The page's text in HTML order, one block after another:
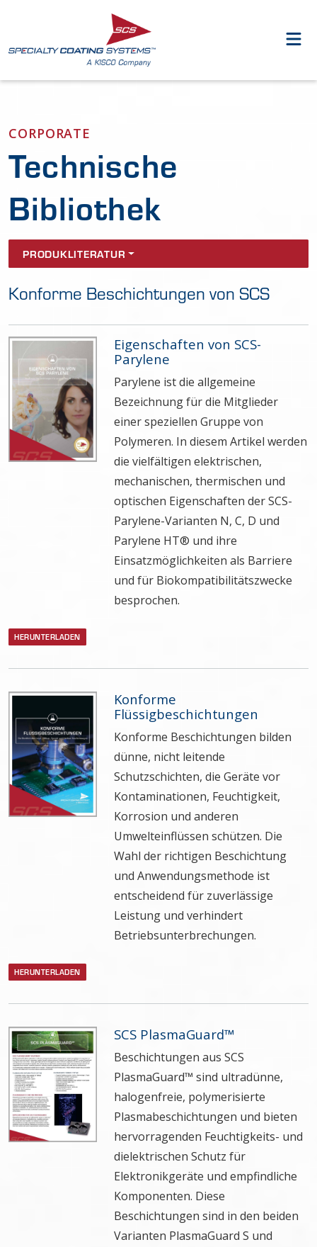
CORPORATE
Technische
Bibliothek
PRODUKLITERATUR
Konforme Beschichtungen von SCS
Eigenschaften von SCS-
Parylene
Parylene ist die allgemeine
Bezeichnung für die Mitglieder
einer speziellen Gruppe von
Polymeren. In diesem Artikel werden
die vielfältigen elektrischen,
mechanischen, thermischen und
optischen Eigenschaften der SCS-
Parylene-Varianten N, C, D und
Parylene HT® und ihre
Einsatzmöglichkeiten als Barriere
und für Biokompatibilitätszwecke
besprochen.
HERUNTERLADEN
Konforme
Flüssigbeschichtungen
Konforme Beschichtungen bilden
dünne, nicht leitende
Schutzschichten, die Geräte vor
Kontaminationen, Feuchtigkeit,
Korrosion und anderen
Umwelteinflüssen schützen. Die
Wahl der richtigen Beschichtung
und Anwendungsmethode ist
entscheidend für zuverlässige
Leistung und verhindert
Betriebsunterbrechungen.
HERUNTERLADEN
SCS PlasmaGuard™
Beschichtungen aus SCS
PlasmaGuard™ sind ultradünne,
halogenfreie, polymerisierte
Plasmabeschichtungen und bieten
hervorragenden Feuchtigkeits- und
dielektrischen Schutz für
Elektronikgeräte und empfindliche
Komponenten. Diese
Beschichtungen sind in den beiden
Varianten PlasmaGuard S und